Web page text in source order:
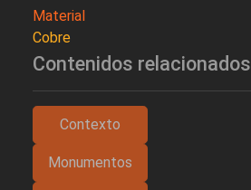
Material
Cobre
Contenidos relacionados
Contexto
Monumentos